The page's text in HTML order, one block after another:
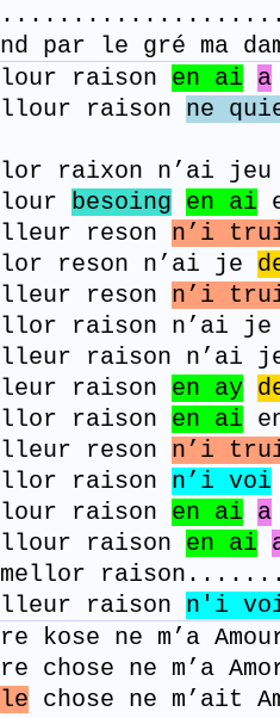
par le gré ma
raison en ai a
raison ne
raixon n’ai jeu
besoing en ai
reson n’i
reson n’ai je
reson n’i
raison n’ai
raison n’ai
raison en ay
raison en ai
reson n’i
raison n’i voi
raison en ai a
raison en ai
raison n'i
kose ne m’a
chose ne m’a
chose ne m’ait